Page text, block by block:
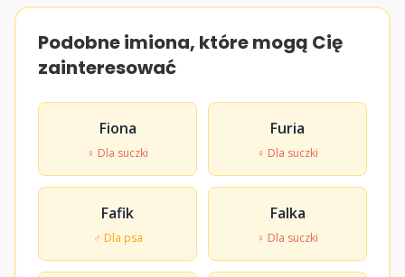
Podobne imiona, które mogą Cię
zainteresować
Fiona
♀ Dla suczki
Furia
♀ Dla suczki
Fafik
♂ Dla psa
Falka
♀ Dla suczki